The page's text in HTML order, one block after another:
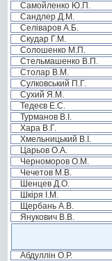
Самойленко Ю.П.
Сандлер Д.М.
Селіваров А.Б.
Скудар Г.М.
Солошенко М.П.
Стельмашенко В.П.
Столар В.М.
Сулковський П.Г.
Сухий Я.М.
Тедеєв Е.С.
Турманов В.І.
Хара В.Г.
Хмельницький В.І.
Царьов О.А.
Черноморов О.М.
Чечетов М.В.
Шенцев Д.О.
Шкіря І.М.
Щербань А.В.
Янукович В.В.
Абдуллін О.Р.